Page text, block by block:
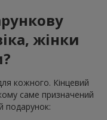
жінки
кожного. Кінцевий
саме призначений
подарунок: